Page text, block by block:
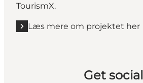
TourismX.
Læs mere om projektet her
Get social